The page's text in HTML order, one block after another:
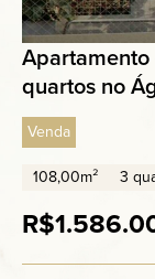
quartos no
Venda
108,00m²
3